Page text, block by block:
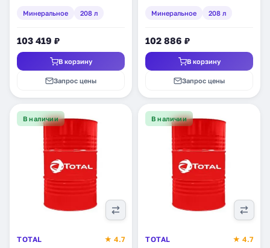
Минеральное 208 л
103 419 ₽
В корзину
Запрос цены
Минеральное 208 л
102 886 ₽
В корзину
Запрос цены
В наличии
TOTAL
★ 4.7
В наличии
TOTAL
★ 4.7